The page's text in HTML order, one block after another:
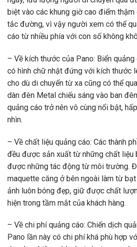
biệt vào các khung giờ cao điểm
tắc đường, vì vậy người xem có thể
cáo từ nhiều phía với con số không
– Về kích thước của Pano: Biển
có hình chữ nhật đứng với kích thước
cho dù di chuyển từ xa cũng có thể
dàn đèn Metal chiếu sáng vào ban
quảng cáo trở nên vô cùng nổi bật,
nhìn.
– Về chất liệu quảng cáo: Các thành
đều được sản xuất từ những chất liệu
được những tác động từ môi trường.
maquette căng ở bên ngoài làm từ
ảnh luôn bóng đẹp, giữ được chất
hiện trong tầm mắt của khách hàng.
– Về chi phí quảng cáo: Chiến dịch
Pano lần này có chi phí khá phù hợp